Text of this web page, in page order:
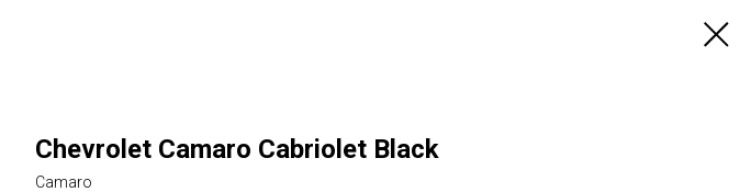
Chevrolet Camaro Cabriolet Black
Camaro